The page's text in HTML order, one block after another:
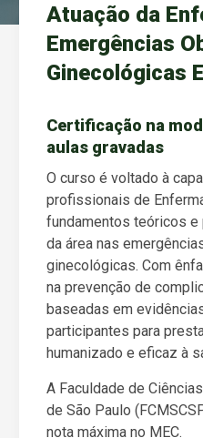
Atuação da
Emergências
Ginecológicas
Certificação na
aulas gravadas
O curso é voltado à
profissionais de
fundamentos teóricos e
da área nas
ginecológicas. Com
na prevenção de
baseadas em
participantes para
humanizado e eficaz à
A Faculdade de
de São Paulo
nota máxima no MEC.